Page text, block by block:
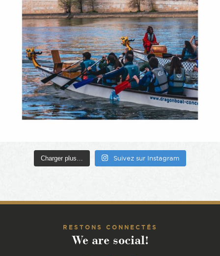
Charger plus… Suivez sur Instagram
RESTONS CONNECTÉS
We are social!